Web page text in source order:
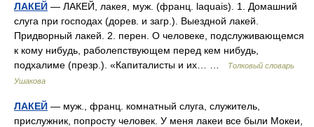
ЛАКЕЙ — ЛАКЕЙ, лакея, муж. (франц. laquais). 1. Домашний
слуга при господах (дорев. и загр.). Выездной лакей.
Придворный лакей. 2. перен. О человеке, подслуживающемся
к кому нибудь, раболепствующем перед кем нибудь,
подхалиме (презр.). «Капиталисты и их… …
Толковый словарь
Ушакова
ЛАКЕЙ — муж., франц. комнатный слуга, служитель,
прислужник, попросту человек. У меня лакеи все были Мокеи,